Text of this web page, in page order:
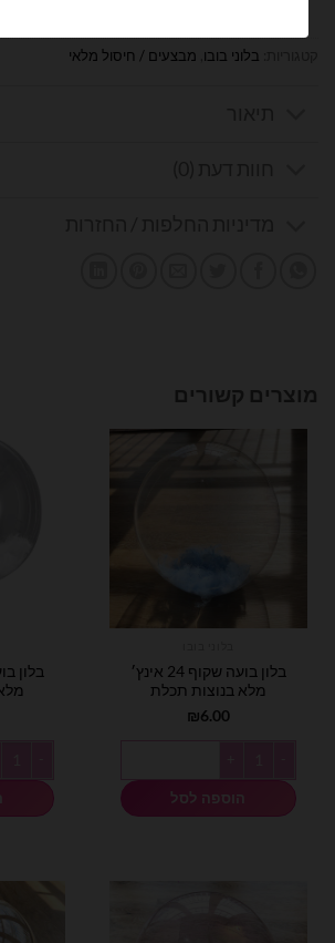
בלוני בובו מבצעים / חיסול מלאי
מוצרים קשורים
בלון בועה שקוף 24 אינץ׳
מלא בנוצות תכלת
₪6.00
הוספה לסל